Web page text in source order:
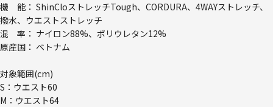
機 能： ShinCloストレッチTough、CORDURA、4WAYストレッチ、
撥水、ウエストストレッチ
混 率： ナイロン88%、ポリウレタン12%
原産国： ベトナム
対象範囲(cm)
S：ウエスト60
M：ウエスト64